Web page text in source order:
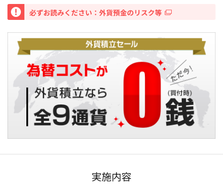
重要
必ずお読みください：外貨預金のリスク等
実施内容